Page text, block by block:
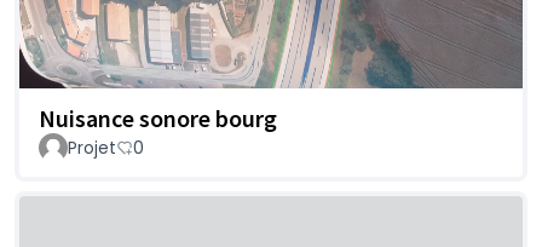
Nuisance sonore bourg
Projet 0